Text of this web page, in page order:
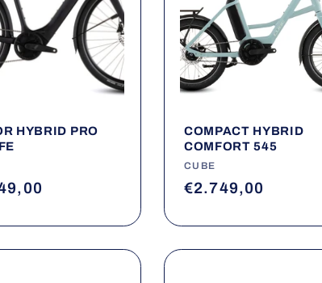
HYBRID PRO
:
COMPACT HYBRID
COMFORT 545
Fournisseur :
CUBE
Prix
€2.749,00